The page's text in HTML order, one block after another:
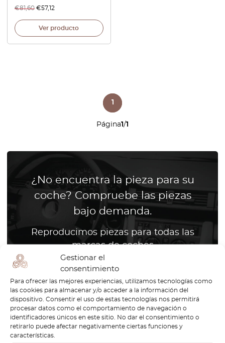
Gestionar el
consentimiento
Para ofrecer las mejores experiencias, utilizamos tecnologías como
las cookies para almacenar y/o acceder a la información del
dispositivo. Consentir el uso de estas tecnologías nos permitirá
procesar datos como el comportamiento de navegación o
identificadores únicos en este sitio. No dar el consentimiento o
retirarlo puede afectar negativamente ciertas funciones y
características.
€81,60 €57,12
Ver producto
Página1/1
1
¿No encuentra la pieza para su
coche? Compruebe las piezas
bajo demanda.
Reproducimos piezas para todas las
marcas de coches
Pontiac siempre ha sido conocida por sus diseños audaces,
potentes prestaciones y emocionantes experiencias de